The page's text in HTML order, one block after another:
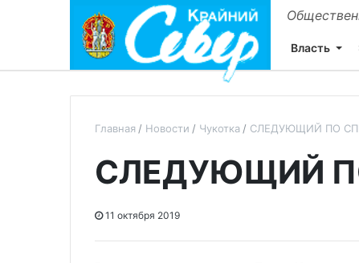
Власть
Главная Новости Чукотка СЛЕДУЮЩИЙ ПО
СЛЕДУЮЩИЙ
11 октября 2019